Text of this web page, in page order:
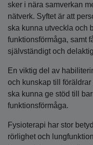
sker i nära samverkan
nätverk. Syftet är att
ska kunna utveckla och
funktionsförmåga, samt
självständigt och
En viktig del av
och kunskap till
ska kunna ge stöd till
funktionsförmåga.
Fysioterapi har stor
rörlighet och